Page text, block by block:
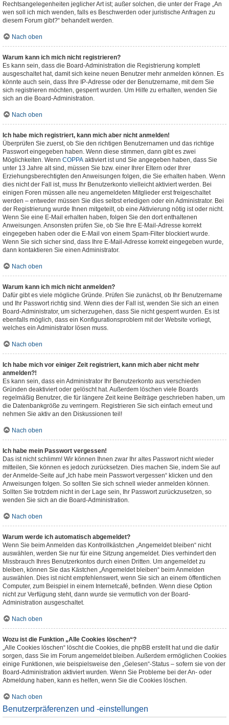
Rechtsangelegenheiten jeglicher Art ist; außer solchen, die unter der Frage „An
wen soll ich mich wenden, falls es Beschwerden oder juristische Anfragen zu
diesem Forum gibt?“ behandelt werden.
Nach oben
Warum kann ich mich nicht registrieren?
Es kann sein, dass die Board-Administration die Registrierung komplett
ausgeschaltet hat, damit sich keine neuen Benutzer mehr anmelden können. Es
könnte auch sein, dass Ihre IP-Adresse oder der Benutzername, mit dem Sie
sich registrieren möchten, gesperrt wurden. Um Hilfe zu erhalten, wenden Sie
sich an die Board-Administration.
Nach oben
Ich habe mich registriert, kann mich aber nicht anmelden!
Überprüfen Sie zuerst, ob Sie den richtigen Benutzernamen und das richtige
Passwort eingegeben haben. Wenn diese stimmen, dann gibt es zwei
Möglichkeiten. Wenn COPPA aktiviert ist und Sie angegeben haben, dass Sie
unter 13 Jahre alt sind, müssen Sie bzw. einer Ihrer Eltern oder Ihrer
Erziehungsberechtigten den Anweisungen folgen, die Sie erhalten haben. Wenn
dies nicht der Fall ist, muss Ihr Benutzerkonto vielleicht aktiviert werden. Bei
einigen Foren müssen alle neu angemeldeten Mitglieder erst freigeschaltet
werden – entweder müssen Sie dies selbst erledigen oder ein Administrator. Bei
der Registrierung wurde Ihnen mitgeteilt, ob eine Aktivierung nötig ist oder nicht.
Wenn Sie eine E-Mail erhalten haben, folgen Sie den dort enthaltenen
Anweisungen. Ansonsten prüfen Sie, ob Sie Ihre E-Mail-Adresse korrekt
eingegeben haben oder die E-Mail von einem Spam-Filter blockiert wurde.
Wenn Sie sich sicher sind, dass Ihre E-Mail-Adresse korrekt eingegeben wurde,
dann kontaktieren Sie einen Administrator.
Nach oben
Warum kann ich mich nicht anmelden?
Dafür gibt es viele mögliche Gründe. Prüfen Sie zunächst, ob Ihr Benutzername
und Ihr Passwort richtig sind. Wenn dies der Fall ist, wenden Sie sich an einen
Board-Administrator, um sicherzugehen, dass Sie nicht gesperrt wurden. Es ist
ebenfalls möglich, dass ein Konfigurationsproblem mit der Website vorliegt,
welches ein Administrator lösen muss.
Nach oben
Ich habe mich vor einiger Zeit registriert, kann mich aber nicht mehr
anmelden?!
Es kann sein, dass ein Administrator Ihr Benutzerkonto aus verschieden
Gründen deaktiviert oder gelöscht hat. Außerdem löschen viele Boards
regelmäßig Benutzer, die für längere Zeit keine Beiträge geschrieben haben, um
die Datenbankgröße zu verringern. Registrieren Sie sich einfach erneut und
nehmen Sie aktiv an den Diskussionen teil!
Nach oben
Ich habe mein Passwort vergessen!
Das ist nicht schlimm! Wir können Ihnen zwar Ihr altes Passwort nicht wieder
mitteilen, Sie können es jedoch zurücksetzen. Dies machen Sie, indem Sie auf
der Anmelde-Seite auf „Ich habe mein Passwort vergessen“ klicken und den
Anweisungen folgen. So sollten Sie sich schnell wieder anmelden können.
Sollten Sie trotzdem nicht in der Lage sein, Ihr Passwort zurückzusetzen, so
wenden Sie sich an die Board-Administration.
Nach oben
Warum werde ich automatisch abgemeldet?
Wenn Sie beim Anmelden das Kontrollkästchen „Angemeldet bleiben“ nicht
auswählen, werden Sie nur für eine Sitzung angemeldet. Dies verhindert den
Missbrauch Ihres Benutzerkontos durch einen Dritten. Um angemeldet zu
bleiben, können Sie das Kästchen „Angemeldet bleiben“ beim Anmelden
auswählen. Dies ist nicht empfehlenswert, wenn Sie sich an einem öffentlichen
Computer, zum Beispiel in einem Internetcafé, befinden. Wenn diese Option
nicht zur Verfügung steht, dann wurde sie vermutlich von der Board-
Administration ausgeschaltet.
Nach oben
Wozu ist die Funktion „Alle Cookies löschen“?
„Alle Cookies löschen“ löscht die Cookies, die phpBB erstellt hat und die dafür
sorgen, dass Sie im Forum angemeldet bleiben. Außerdem ermöglichen Cookies
einige Funktionen, wie beispielsweise den „Gelesen“-Status – sofern sie von der
Board-Administration aktiviert wurden. Wenn Sie Probleme bei der An- oder
Abmeldung haben, kann es helfen, wenn Sie die Cookies löschen.
Nach oben
Benutzerpräferenzen und -einstellungen